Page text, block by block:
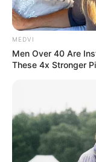
MEDVI
Men Over 40 Are
These 4x Stronger